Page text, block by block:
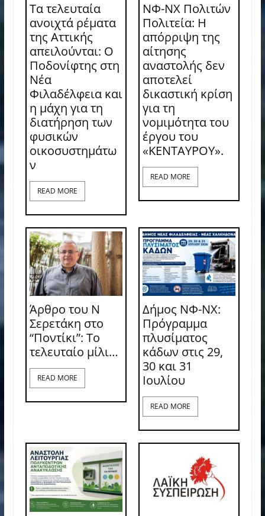
Τα τελευταία
ανοιχτά ρέματα
της Αττικής
απειλούνται: Ο
Ποδονίφτης στη
Νέα
Φιλαδέλφεια και
η μάχη για τη
διατήρηση των
φυσικών
οικοσυστημάτω
ν
READ MORE
ΝΦ-ΝΧ Πολιτών
Πολιτεία: Η
απόρριψη της
αίτησης
αναστολής δεν
αποτελεί
δικαστική κρίση
για τη
νομιμότητα του
έργου του
«ΚΕΝΤΑΥΡΟΥ».
READ MORE
Άρθρο του Ν
Σερετάκη στο
“Ποντίκι”: Το
τελευταίο μίλι…
READ MORE
Δήμος ΝΦ-ΝΧ:
Πρόγραμμα
πλυσίματος
κάδων στις 29,
30 και 31
Ιουλίου
READ MORE